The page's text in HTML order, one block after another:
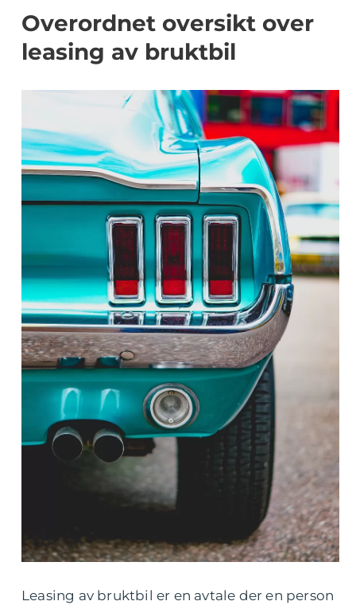
Overordnet oversikt over
leasing av bruktbil
Leasing av bruktbil er en avtale der en person